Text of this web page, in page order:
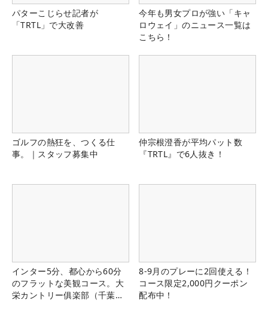
パターこじらせ記者が
「TRTL」で大改善
今年も男女プロが強い「キャ
ロウェイ」のニュース一覧は
こちら！
ゴルフの熱狂を、つくる仕
事。｜スタッフ募集中
仲宗根澄香が平均パット数
『TRTL』で6人抜き！
インター5分、都心から60分
のフラットな美観コース。大
栄カントリー俱楽部（千葉
8-9月のプレーに2回使える！
コース限定2,000円クーポン
配布中！